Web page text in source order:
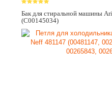
Бак для стиральной машины
(C00145034)